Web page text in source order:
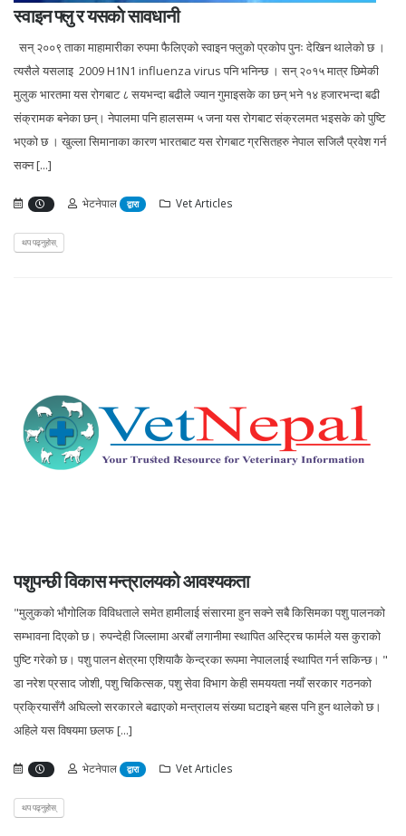
स्वाइन फ्लु र यसकाे सावधानी
सन् २००९ ताका माहामारीका रुपमा फैलिएको स्वाइन फ्लुको प्रकोप पुनः देखिन थालेको छ ।
त्यसैले यसलाइ 2009 H1N1 influenza virus पनि भनिन्छ । सन् २०१५ मात्र छिमेकी
मुलुक भारतमा यस रोगबाट ८ सयभन्दा बढीले ज्यान गुमाइसके का छन् भने १४ हजारभन्दा बढी
संक्रामक बनेका छन्। नेपालमा पनि हालसम्म ५ जना यस रोगबाट संक्रलमत भइसके को पुष्टि
भएको छ । खुल्ला सिमानाका कारण भारतबाट यस रोगबाट ग्रसितहरु नेपाल सजिलै प्रवेश गर्न
सक्न [...]
भेटनेपाल द्वारा Vet Articles
थप पढ्नुहोस्
पशुपन्छी विकास मन्त्रालयको आवश्यकता
"मुलुकको भौगोलिक विविधताले समेत हामीलाई संसारमा हुन सक्ने सबै किसिमका पशु पालनको
सम्भावना दिएको छ। रुपन्देही जिल्लामा अरबौं लगानीमा स्थापित अस्ट्रिच फार्मले यस कुराको
पुष्टि गरेको छ। पशु पालन क्षेत्रमा एशियाकै केन्द्रका रूपमा नेपाललाई स्थापित गर्न सकिन्छ। "
डा नरेश प्रसाद जोशी, पशु चिकित्सक, पशु सेवा विभाग केही समययता नयाँ सरकार गठनको
प्रक्रियासँगै अघिल्लो सरकारले बढाएको मन्त्रालय संख्या घटाइने बहस पनि हुन थालेको छ।
अहिले यस विषयमा छलफ [...]
भेटनेपाल द्वारा Vet Articles
थप पढ्नुहोस्